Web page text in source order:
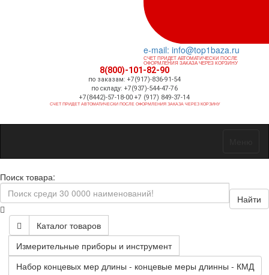
e-mail: info@top1baza.ru
СЧЕТ ПРИДЕТ АВТОМАТИЧЕСКИ ПОСЛЕ
ОФОРМЛЕНИЯ ЗАКАЗА ЧЕРЕЗ КОРЗИНУ
8(800)-101-82-90
по заказам: +7(917)-836-91-54
по складу: +7(937)-544-47-76
+7(8442)-57-18-00 +7 (917) 849-37-14
СЧЕТ ПРИДЕТ АВТОМАТИЧЕСКИ ПОСЛЕ ОФОРМЛЕНИЯ ЗАКАЗА ЧЕРЕЗ КОРЗИНУ
Поиск товара:
Найти
Каталог товаров
Измерительные приборы и инструмент
Набор концевых мер длины - концевые меры длинны - КМД